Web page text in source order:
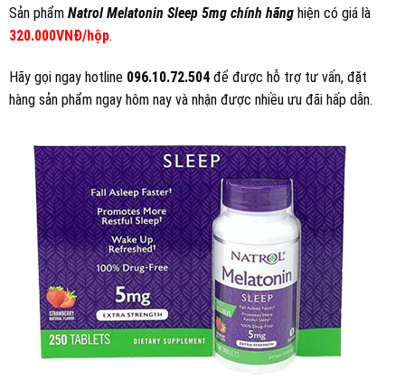
Sản phẩm Natrol Melatonin Sleep 5mg chính hãng hiện có giá là
320.000VNĐ/hộp.
Hãy gọi ngay hotline 096.10.72.504 để được hỗ trợ tư vấn, đặt
hàng sản phẩm ngay hôm nay và nhận được nhiều ưu đãi hấp dẫn.